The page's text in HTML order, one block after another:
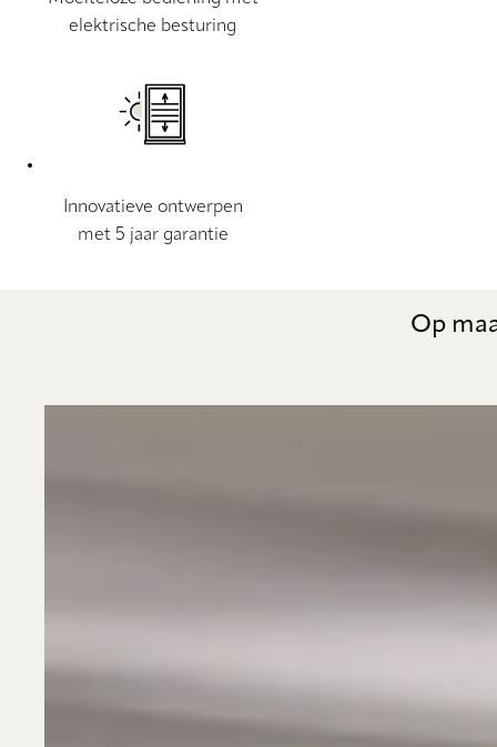
elektrische besturing
Innovatieve ontwerpen
met 5 jaar garantie
Op